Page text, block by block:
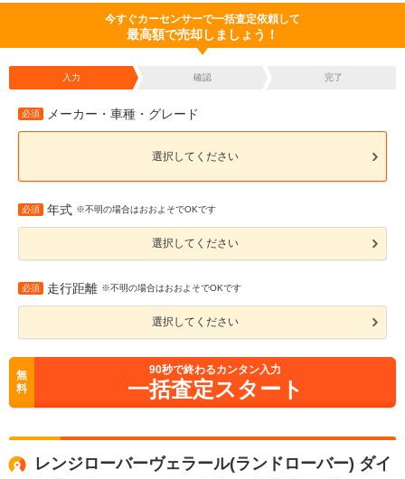
今すぐカーセンサーで一括査定依頼して
最高額で売却しましょう！
入力 確認 完了
必須 メーカー・車種・グレード
選択してください
必須 年式 ※不明の場合はおおよそでOKです
選択してください
必須 走行距離 ※不明の場合はおおよそでOKです
選択してください
無
料
90秒で終わるカンタン入力
一括査定スタート
レンジローバーヴェラール(ランドローバー) ダイ